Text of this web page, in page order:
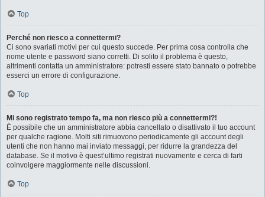
Top
Perché non riesco a connettermi?
Ci sono svariati motivi per cui questo succede. Per prima cosa controlla che
nome utente e password siano corretti. Di solito il problema è questo,
altrimenti contatta un amministratore: potresti essere stato bannato o potrebbe
esserci un errore di configurazione.
Top
Mi sono registrato tempo fa, ma non riesco più a connettermi?!
È possibile che un amministratore abbia cancellato o disattivato il tuo account
per qualche ragione. Molti siti rimuovono periodicamente gli account degli
utenti che non hanno mai inviato messaggi, per ridurre la grandezza del
database. Se il motivo è quest’ultimo registrati nuovamente e cerca di farti
coinvolgere maggiormente nelle discussioni.
Top